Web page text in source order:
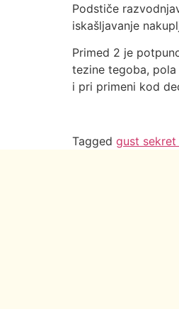
Podstiče
iskašljavanje
Primed 2 je
tezine tegoba,
i pri primeni kod
Tagged gust sekret